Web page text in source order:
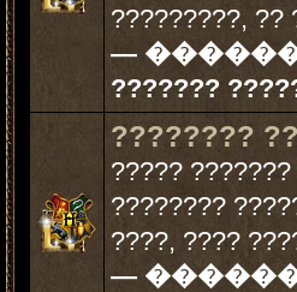
?????????, ??
—
???????
????????
?????
????????
????, ????
—